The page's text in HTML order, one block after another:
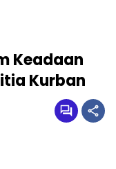
Keadaan
Kurban